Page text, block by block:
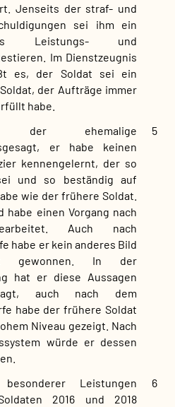
Jenseits der straf- und
sei ihm ein
Leistungs- und
Im Dienstzeugnis
es, der Soldat sei ein
der Aufträge immer
habe.
5
der ehemalige
er habe keinen
kennengelernt, der so
und so beständig auf
wie der frühere Soldat.
einen Vorgang nach
Auch nach
habe er kein anderes Bild
In der
hat er diese Aussagen
auch nach dem
habe der frühere Soldat
Niveau gezeigt. Nach
würde er dessen
6
Leistungen
2016 und 2018